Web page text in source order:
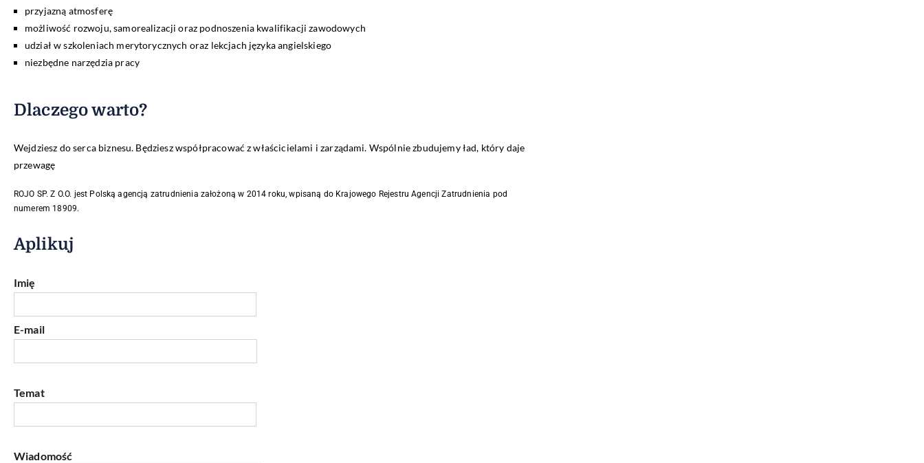
przyjazną atmosferę
możliwość rozwoju, samorealizacji oraz podnoszenia kwalifikacji zawodowych
udział w szkoleniach merytorycznych oraz lekcjach języka angielskiego
niezbędne narzędzia pracy
Dlaczego warto?
Wejdziesz do serca biznesu. Będziesz współpracować z właścicielami i zarządami. Wspólnie zbudujemy ład, który daje
przewagę
ROJO SP. Z O.O. jest Polską agencją zatrudnienia założoną w 2014 roku, wpisaną do Krajowego Rejestru Agencji Zatrudnienia pod
numerem 18909.
Aplikuj
Imię
E-mail
Temat
Wiadomość